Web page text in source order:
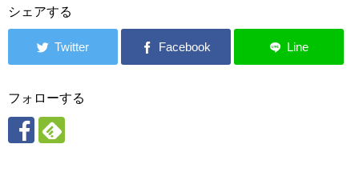
シェアする
フォローする